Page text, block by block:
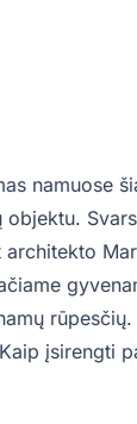
namuose
įsirengti